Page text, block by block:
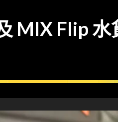
MIX Flip